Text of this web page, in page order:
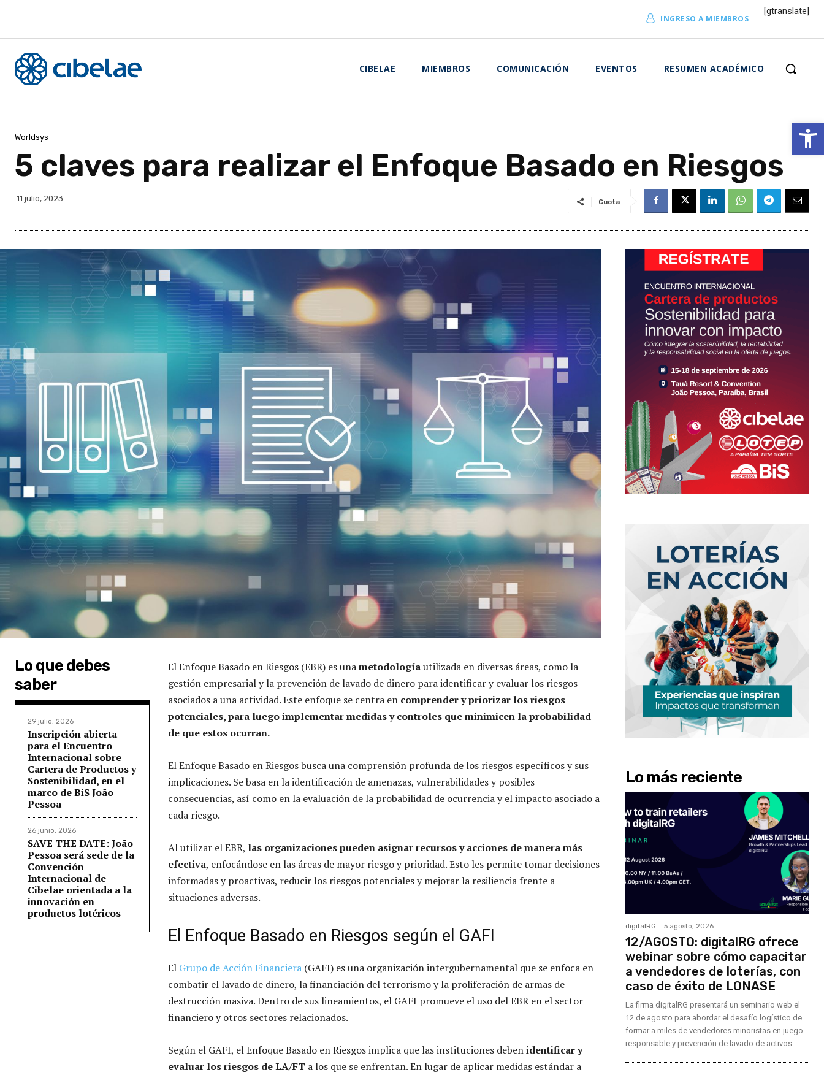
Abrir
INGRESO A MIEMBROS
[gtranslate]
CIBELAE MIEMBROS COMUNICACIÓN EVENTOS RESUMEN ACADÉMICO
Worldsys
5 claves para realizar el Enfoque Basado en Riesgos
11 julio, 2023 Cuota
Lo que debes
saber
29 julio, 2026
Inscripción abierta
para el Encuentro
Internacional sobre
Cartera de Productos y
Sostenibilidad, en el
marco de BiS João
Pessoa
26 junio, 2026
SAVE THE DATE: João
Pessoa será sede de la
Convención
Internacional de
Cibelae orientada a la
innovación en
productos lotéricos
El Enfoque Basado en Riesgos (EBR) es unametodologíautilizada en diversas áreas, como la
gestión empresarial y la prevención de lavado de dinero para identificar y evaluar los riesgos
asociados a una actividad. Este enfoque se centra en comprender y priorizar los riesgos
potenciales, para luego implementar medidas y controles que minimicen la probabilidad
de que estos ocurran.
El Enfoque Basado en Riesgos busca una comprensión profunda de los riesgos específicos y sus
implicaciones. Se basa en la identificación de amenazas, vulnerabilidades y posibles
consecuencias, así como en la evaluación de la probabilidad de ocurrencia y el impacto asociado a
cada riesgo.
Al utilizar el EBR, las organizaciones pueden asignar recursos y acciones de manera más
efectiva, enfocándose en las áreas de mayor riesgo y prioridad. Esto les permite tomar decisiones
informadas y proactivas, reducir los riesgos potenciales y mejorar la resiliencia frente a
situaciones adversas.
El Enfoque Basado en Riesgos según el GAFI
El Grupo de Acción Financiera (GAFI) es una organización intergubernamental que se enfoca en
combatir el lavado de dinero, la financiación del terrorismo y la proliferación de armas de
destrucción masiva. Dentro de sus lineamientos, el GAFI promueve el uso del EBR en el sector
financiero y otros sectores relacionados.
Según el GAFI, el Enfoque Basado en Riesgos implica que las instituciones debenidentificar y
evaluar los riesgos de LA/FT a los que se enfrentan. En lugar de aplicar medidas estándar a
Lo más reciente
digitalRG 5 agosto, 2026
12/AGOSTO: digitalRG ofrece
webinar sobre cómo capacitar
a vendedores de loterías, con
caso de éxito de LONASE
La firma digitalRG presentará un seminario web el
12 de agosto para abordar el desafío logístico de
formar a miles de vendedores minoristas en juego
responsable y prevención de lavado de activos.